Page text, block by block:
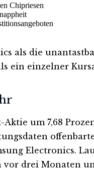
Chipriesen
als die
ein einzelner
um 7,68
Electronics.
drei Monaten